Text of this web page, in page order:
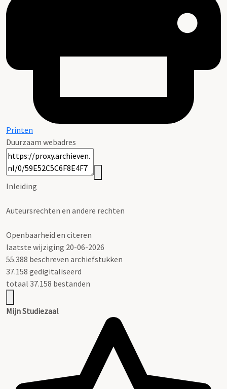
Printen
Duurzaam webadres
Inleiding
Auteursrechten en andere rechten
Openbaarheid en citeren
laatste wijziging 20-06-2026
55.388 beschreven archiefstukken
37.158 gedigitaliseerd
totaal 37.158 bestanden
Mijn Studiezaal